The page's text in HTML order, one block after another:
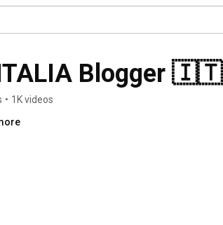
ITALIA Blogger 🇮🇹
• 1K videos